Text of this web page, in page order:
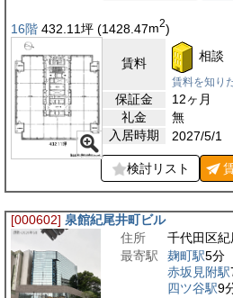
16階 432.11坪 (1428.47m2)
賃料 相談
賃料を知り
保証金
12ヶ月
礼金
無
入居時期
2027/5/1
検討リスト
[000602] 泉館紀尾井町ビル
住所
千代田区
最寄駅
麹町駅5分
赤坂見附駅
四ツ谷駅9